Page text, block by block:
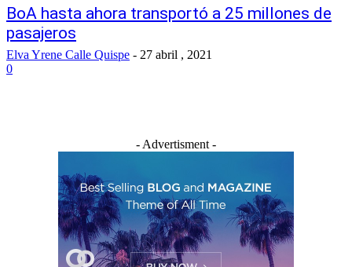
BoA hasta ahora transportó a 25 millones de
pasajeros
Elva Yrene Calle Quispe - 27 abril , 2021
0
- Advertisment -